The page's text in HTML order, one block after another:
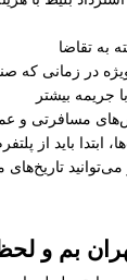
به تقاضا
در زمانی که
جریمه بیشتر
مسافرتی و
ابتدا باید از
بم و